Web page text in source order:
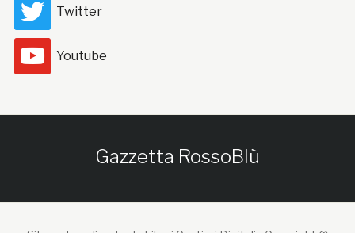
Twitter
Youtube
Gazzetta RossoBlù